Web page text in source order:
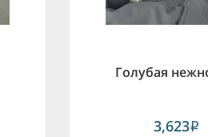
Голубая
3,623i